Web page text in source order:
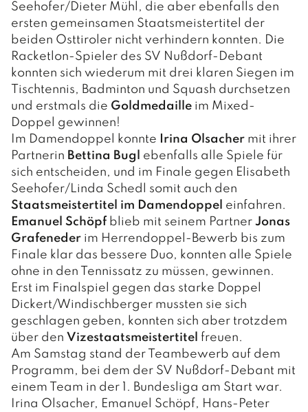
Kindergärten
Schulen
Büchereien
Jugendtreff
Wohn- und Pflegeheim
Ärzte und Apotheken
Sozialsprengel
FREIZEIT
Vereine
Saunaerlebnis Osttirol
Sport- und Freizeitzentrum
Spielplätze
PFARREN
Pfarre Debant
Pfarre Nußdorf
TOURISMUS & WIRTSCHAFT
Der Wirtschaftsstandort
Gewerbebetriebe
Gastronomiebetriebe
Beherbergungsbetriebe
Seehofer/Dieter Mühl, die aber ebenfalls den
ersten gemeinsamen Staatsmeistertitel der
beiden Osttiroler nicht verhindern konnten. Die
Racketlon-Spieler des SV Nußdorf-Debant
konnten sich wiederum mit drei klaren Siegen im
Tischtennis, Badminton und Squash durchsetzen
und erstmals die Goldmedaille im Mixed-
Doppel gewinnen!
Im Damendoppel konnte
Irina Olsacher mit ihrer
Partnerin Bettina Bugl
ebenfalls alle Spiele für
sich entscheiden, und im Finale gegen Elisabeth
Seehofer/Linda Schedl somit auch den
Staatsmeistertitel im Damendoppel einfahren.
Emanuel Schöpf blieb mit seinem Partner Jonas
Grafeneder im Herrendoppel-Bewerb bis zum
Finale klar das bessere Duo, konnten alle Spiele
ohne in den Tennissatz zu müssen, gewinnen.
Erst im Finalspiel gegen das starke Doppel
Dickert/Windischberger mussten sie sich
geschlagen geben, konnten sich aber trotzdem
über den Vizestaatsmeistertitel freuen.
Am Samstag stand der Teambewerb auf dem
Programm, bei dem der SV Nußdorf-Debant mit
einem Team in der 1. Bundesliga am Start war.
Irina Olsacher, Emanuel Schöpf, Hans-Peter